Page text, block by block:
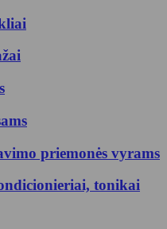
priemonės vyrams
tonikai